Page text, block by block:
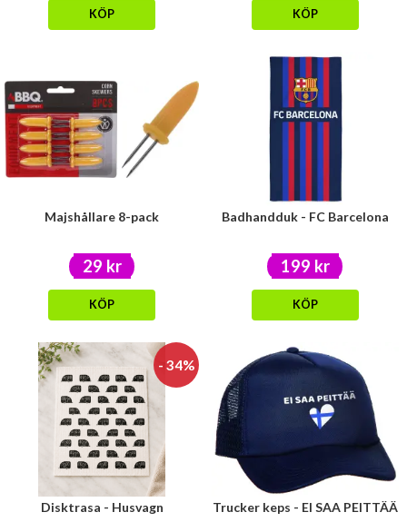
KÖP KÖP
Majshållare 8-pack
29 kr
KÖP
Badhandduk - FC Barcelona
199 kr
KÖP
- 34%
Disktrasa - Husvagn Trucker keps - EI SAA PEITTÄÄ